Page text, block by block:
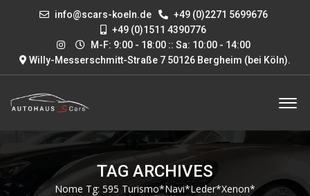
info@scars-koeln.de
+49 (0)2271 5699676
+49 (0)1511 4390776
M-F: 9:00 - 18:00 :: Sa: 10:00 - 14:00
Willy-Messerschmitt-Straße 7 50126 Bergheim (bei Köln).
TAG ARCHIVES
Nome Tg: 595 Turismo*Navi*Leder*Xenon*